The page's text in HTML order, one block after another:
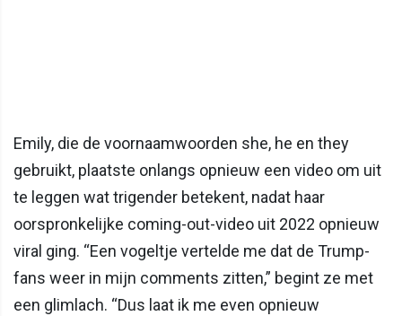
Emily, die de voornaamwoorden she, he en they
gebruikt, plaatste onlangs opnieuw een video om uit
te leggen wat trigender betekent, nadat haar
oorspronkelijke coming-out-video uit 2022 opnieuw
viral ging. “Een vogeltje vertelde me dat de Trump-
fans weer in mijn comments zitten,” begint ze met
een glimlach. “Dus laat ik me even opnieuw